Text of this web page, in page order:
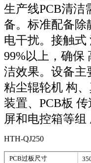
生产线PCB清洁
备。标准配备除
电干扰。接触式
99%以上，确保
洁效果。 设备主
粘尘辊轮机 构
装置、PCB板 传
屏和电控箱等组
HTH-QJ250
PCB过板尺寸